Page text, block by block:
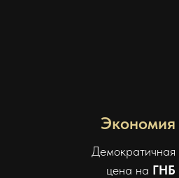
Экономия
Демократичная
цена на ГНБ